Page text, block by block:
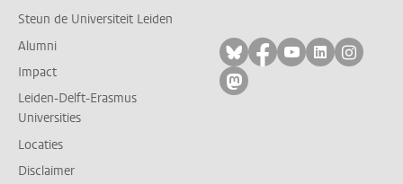
Steun de Universiteit Leiden
Alumni
Impact
Leiden-Delft-Erasmus
Universities
Locaties
Disclaimer
Volg ons op bluesky
Volg ons op
Volg ons op
Volg ons
Volg
Volg ons op mastodon